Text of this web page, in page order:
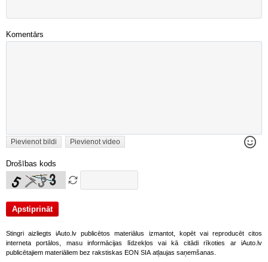
Komentārs
Pievienot bildi Pievienot video
Drošības kods
Stingri aizliegts iAuto.lv publicētos materiālus izmantot, kopēt vai reproducēt citos
interneta portālos, masu informācijas līdzekļos vai kā citādi rīkoties ar iAuto.lv
publicētajiem materiāliem bez rakstiskas EON SIA atļaujas saņemšanas.